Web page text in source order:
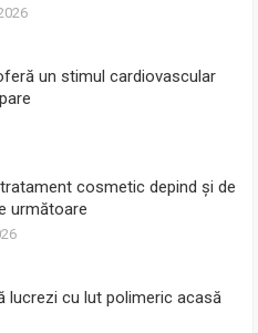
un stimul cardiovascular
cosmetic depind și de
următoare
lucrezi cu lut polimeric acasă